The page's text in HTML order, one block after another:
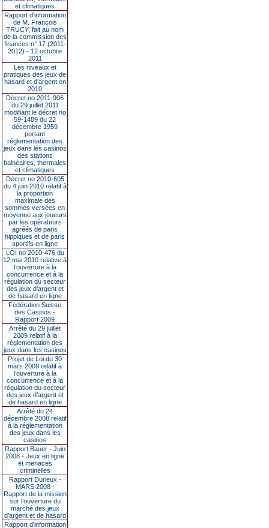
et climatiques
Rapport d'information
de M. François
TRUCY, fait au nom
de la commission des
finances n° 17 (2011-
2012) - 12 octobre
2011
Les niveaux et
pratiques des jeux de
hasard et d’argent en
2010
Décret no 2011-906
du 29 juillet 2011
modifiant le décret no
59-1489 du 22
décembre 1959
portant
réglementation des
jeux dans les casinos
des stations
balnéaires, thermales
et climatiques
Décret no 2010-605
du 4 juin 2010 relatif à
la proportion
maximale des
sommes versées en
moyenne aux joueurs
par les opérateurs
agréés de paris
hippiques et de paris
sportifs en ligne
LOI no 2010-476 du
12 mai 2010 relative à
l’ouverture à la
concurrence et à la
régulation du secteur
des jeux d’argent et
de hasard en ligne
Fédération Suisse
des Casinos -
Rapport 2009
Arrêté du 29 juillet
2009 relatif à la
réglementation des
jeux dans les casinos
Projet de Loi du 30
mars 2009 relatif à
l’ouverture à la
concurrence et à la
régulation du secteur
des jeux d’argent et
de hasard en ligne
Arrêté du 24
décembre 2008 relatif
à la réglementation
des jeux dans les
casinos
Rapport Bauer - Juin
2008 - Jeux en ligne
et menaces
criminelles
Rapport Durieux -
MARS 2008 -
Rapport de la mission
sur l’ouverture du
marché des jeux
d’argent et de hasard
Rapport d'information